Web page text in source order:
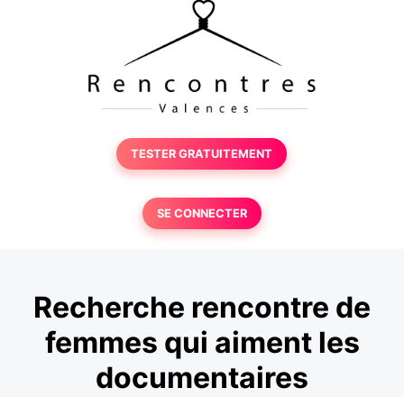
TESTER GRATUITEMENT
SE CONNECTER
Recherche rencontre de
femmes qui aiment les
documentaires